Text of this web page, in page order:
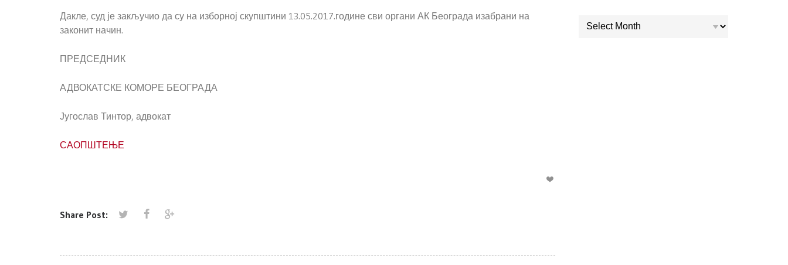
Дакле, суд је закључио да су на изборној скупштини 13.05.2017.године сви органи АК Београда изабрани на
законит начин.
ПРЕДСЕДНИК
АДВОКАТСКЕ КОМОРЕ БЕОГРАДА
Југослав Тинтор, адвокат
САОПШТЕЊЕ
Share Post:
ARHIVA